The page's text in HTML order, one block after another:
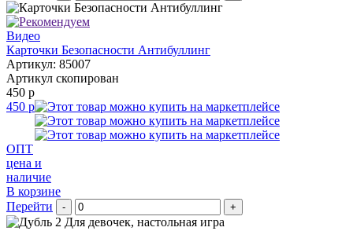
Видео
Карточки Безопасности Антибуллинг
Артикул: 85007
Артикул скопирован
450 р
450 р
ОПТ
цена и
наличие
В корзине
Перейти
- +